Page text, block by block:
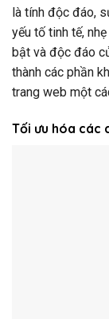
là tính độc đáo,
yếu tố tinh tế,
bật và độc đáo
thành các phần
trang web một
Tối ưu hóa các